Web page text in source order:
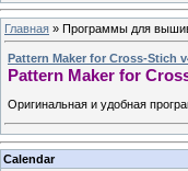
Главная » Программы для
Pattern Maker for Cross-Stich
Pattern Maker for
Оригинальная и удобная
Calendar